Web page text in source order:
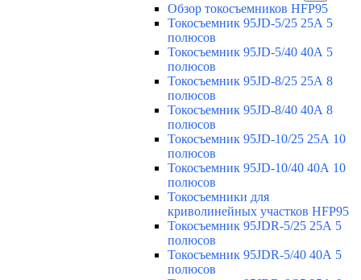
Обзор токосъемников HFP95
Токосъемник 95JD-5/25 25А 5
полюсов
Токосъемник 95JD-5/40 40А 5
полюсов
Токосъемник 95JD-8/25 25А 8
полюсов
Токосъемник 95JD-8/40 40А 8
полюсов
Токосъемник 95JD-10/25 25А 10
полюсов
Токосъемник 95JD-10/40 40А 10
полюсов
Токосъемники для
криволинейных участков HFP95
Токосъемник 95JDR-5/25 25А 5
полюсов
Токосъемник 95JDR-5/40 40А 5
полюсов